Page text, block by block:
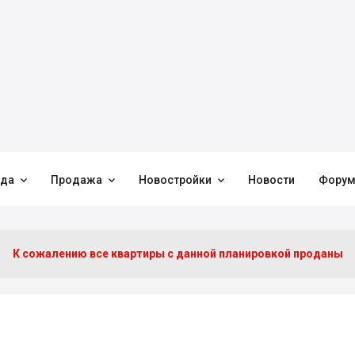
 Продажа  Новостройки  Новости Форум
К сожалению все квартиры c данной планировкой проданы